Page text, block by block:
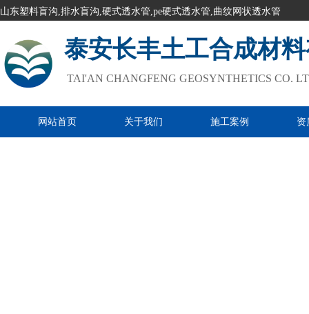
山东塑料盲沟,排水盲沟,硬式透水管,pe硬式透水管,曲纹网状透水管
泰安长丰土工合成材
TAI'AN CHANGFENG GEOSYNTHETICS CO.
网站首页 关于我们 施工案例 资